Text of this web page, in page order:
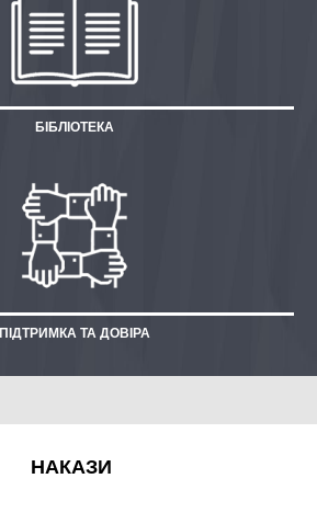
БІБЛІОТЕКА
ПІДТРИМКА ТА ДОВІРА
НАКАЗИ